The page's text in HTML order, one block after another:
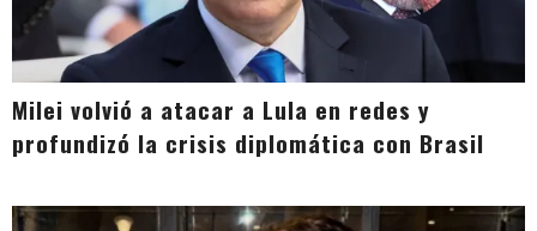
Milei volvió a atacar a Lula en redes y
profundizó la crisis diplomática con Brasil